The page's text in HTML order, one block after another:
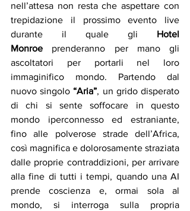
nell’attesa non resta che aspettare con
trepidazione il prossimo evento live
durante il quale gli Hotel
Monroe prenderanno per mano gli
ascoltatori per portarli nel loro
immaginifico mondo. Partendo dal
nuovo singolo “Aria”, un grido disperato
di chi si sente soffocare in questo
mondo iperconnesso ed estraniante,
fino alle polverose strade dell’Africa,
così magnifica e dolorosamente straziata
dalle proprie contraddizioni, per arrivare
alla fine di tutti i tempi, quando una AI
prende coscienza e, ormai sola al
mondo, si interroga sulla propria